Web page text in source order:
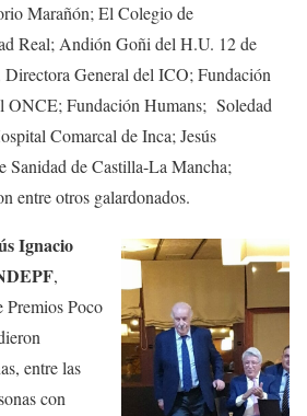
Marañón; El Colegio de
Real; Andión Goñi del H.U. 12 de
General del ICO; Fundación
Fundación Humans; Soledad
Comarcal de Inca; Jesús
Sanidad de Castilla-La Mancha;
entre otros galardonados.
Ignacio
,
Poco
entre las
con